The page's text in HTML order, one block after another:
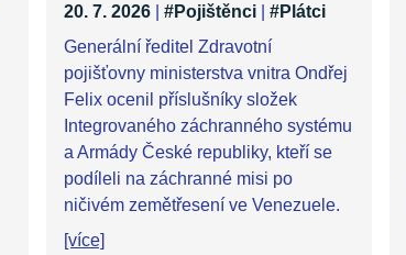
20. 7. 2026 #Pojištěnci
#Plátci
Generální ředitel Zdravotní
pojišťovny ministerstva vnitra Ondřej
Felix ocenil příslušníky složek
Integrovaného záchranného systému
a Armády České republiky, kteří se
podíleli na záchranné misi po
ničivém zemětřesení ve Venezuele.
[více]